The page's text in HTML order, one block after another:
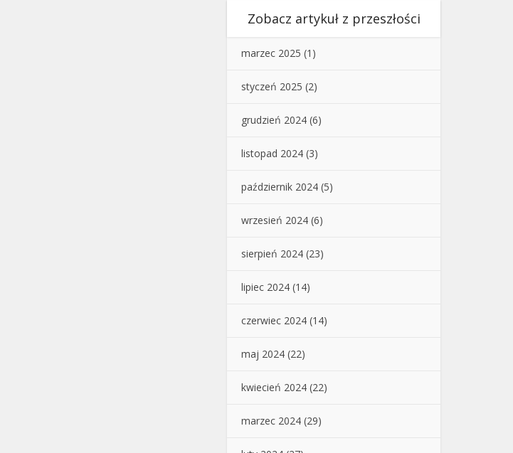
Zobacz artykuł z przeszłości
marzec 2025 (1)
styczeń 2025 (2)
grudzień 2024 (6)
listopad 2024 (3)
październik 2024 (5)
wrzesień 2024 (6)
sierpień 2024 (23)
lipiec 2024 (14)
czerwiec 2024 (14)
maj 2024 (22)
kwiecień 2024 (22)
marzec 2024 (29)